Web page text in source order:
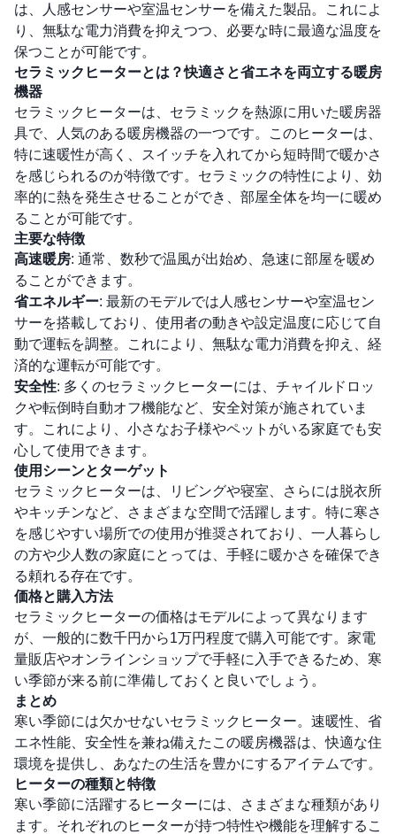
は、人感センサーや室温センサーを備えた製品。これによ
り、無駄な電力消費を抑えつつ、必要な時に最適な温度を
保つことが可能です。
セラミックヒーターとは？快適さと省エネを両立する暖房
機器
セラミックヒーターは、セラミックを熱源に用いた暖房器
具で、人気のある暖房機器の一つです。このヒーターは、
特に速暖性が高く、スイッチを入れてから短時間で暖かさ
を感じられるのが特徴です。セラミックの特性により、効
率的に熱を発生させることができ、部屋全体を均一に暖め
ることが可能です。
主要な特徴
高速暖房: 通常、数秒で温風が出始め、急速に部屋を暖め
ることができます。
省エネルギー: 最新のモデルでは人感センサーや室温セン
サーを搭載しており、使用者の動きや設定温度に応じて自
動で運転を調整。これにより、無駄な電力消費を抑え、経
済的な運転が可能です。
安全性: 多くのセラミックヒーターには、チャイルドロッ
クや転倒時自動オフ機能など、安全対策が施されていま
す。これにより、小さなお子様やペットがいる家庭でも安
心して使用できます。
使用シーンとターゲット
セラミックヒーターは、リビングや寝室、さらには脱衣所
やキッチンなど、さまざまな空間で活躍します。特に寒さ
を感じやすい場所での使用が推奨されており、一人暮らし
の方や少人数の家庭にとっては、手軽に暖かさを確保でき
る頼れる存在です。
価格と購入方法
セラミックヒーターの価格はモデルによって異なります
が、一般的に数千円から1万円程度で購入可能です。家電
量販店やオンラインショップで手軽に入手できるため、寒
い季節が来る前に準備しておくと良いでしょう。
まとめ
寒い季節には欠かせないセラミックヒーター。速暖性、省
エネ性能、安全性を兼ね備えたこの暖房機器は、快適な住
環境を提供し、あなたの生活を豊かにするアイテムです。
ヒーターの種類と特徴
寒い季節に活躍するヒーターには、さまざまな種類があり
ます。それぞれのヒーターが持つ特性や機能を理解するこ